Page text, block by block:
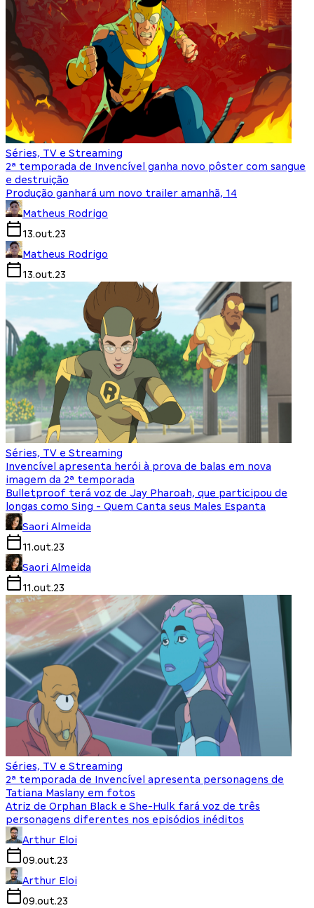
Séries, TV e Streaming
2ª temporada de Invencível ganha novo pôster com sangue
e destruição
Produção ganhará um novo trailer amanhã, 14
Matheus Rodrigo
13.out.23
Matheus Rodrigo
13.out.23
Séries, TV e Streaming
Invencível apresenta herói à prova de balas em nova
imagem da 2ª temporada
Bulletproof terá voz de Jay Pharoah, que participou de
longas como Sing - Quem Canta seus Males Espanta
Saori Almeida
11.out.23
Saori Almeida
11.out.23
Séries, TV e Streaming
2ª temporada de Invencível apresenta personagens de
Tatiana Maslany em fotos
Atriz de Orphan Black e She-Hulk fará voz de três
personagens diferentes nos episódios inéditos
Arthur Eloi
09.out.23
Arthur Eloi
09.out.23